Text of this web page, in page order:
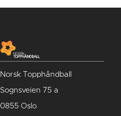
Norsk Topphåndball
Sognsveien 75 a
0855 Oslo